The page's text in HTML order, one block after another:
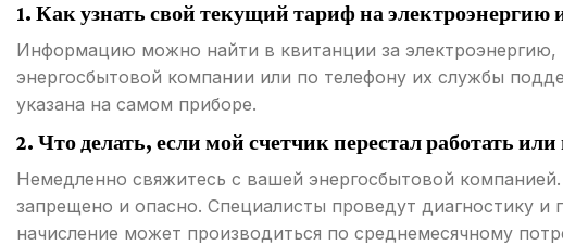
1. Как узнать свой текущий тариф на электроэнергию
Информацию можно найти в квитанции за электроэнергию,
энергосбытовой компании или по телефону их службы
указана на самом приборе.
2. Что делать, если мой счетчик перестал работать
Немедленно свяжитесь с вашей энергосбытовой
запрещено и опасно. Специалисты проведут диагностику
начисление может производиться по среднемесячному